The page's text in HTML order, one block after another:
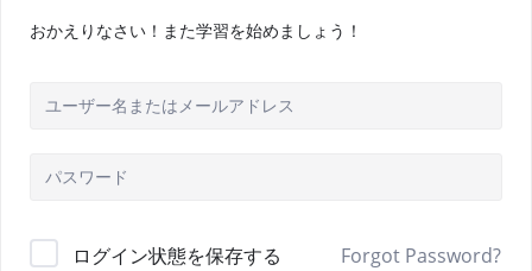
おかえりなさい！また学習を始めましょう！
ログイン状態を保存する Forgot Password?